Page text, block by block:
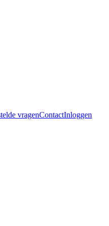
vragenContactInloggen